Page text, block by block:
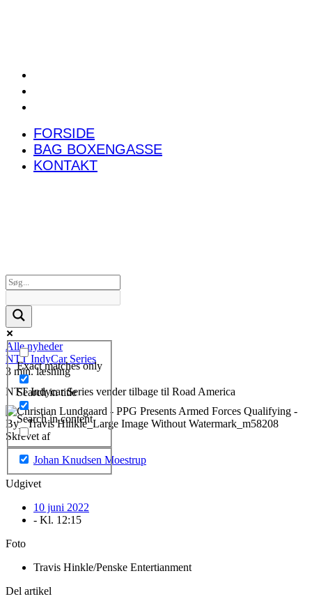
FORSIDE
BAG BOXENGASSE
KONTAKT
Exact matches only
Search in title
Search in content
Alle nyheder
NTT IndyCar Series
3 min. læsning
NTT Indycar Series vender tilbage til Road America
Skrevet af
Johan Knudsen Moestrup
Udgivet
10 juni 2022
- Kl. 12:15
Foto
Travis Hinkle/Penske Entertianment
Del artikel